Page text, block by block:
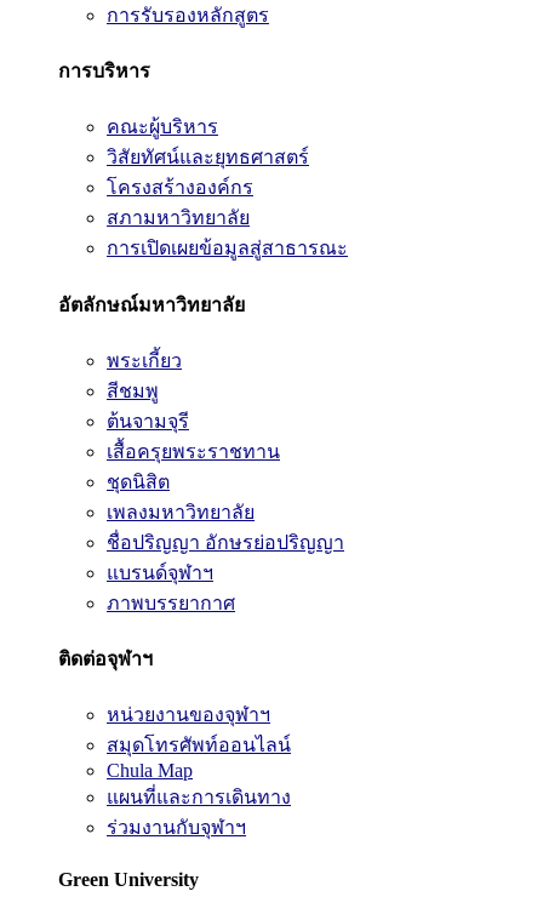
การรับรองหลักสูตร
การบริหาร
คณะผู้บริหาร
วิสัยทัศน์และยุทธศาสตร์
โครงสร้างองค์กร
สภามหาวิทยาลัย
การเปิดเผยข้อมูลสู่สาธารณะ
อัตลักษณ์มหาวิทยาลัย
พระเกี้ยว
สีชมพู
ต้นจามจุรี
เสื้อครุยพระราชทาน
ชุดนิสิต
เพลงมหาวิทยาลัย
ชื่อปริญญา อักษรย่อปริญญา
แบรนด์จุฬาฯ
ภาพบรรยากาศ
ติดต่อจุฬาฯ
หน่วยงานของจุฬาฯ
สมุดโทรศัพท์ออนไลน์
Chula Map
แผนที่และการเดินทาง
ร่วมงานกับจุฬาฯ
Green University